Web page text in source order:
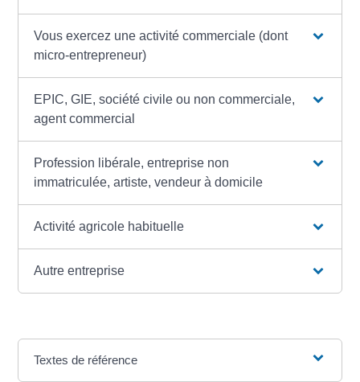
Vous exercez une activité commerciale (dont
micro-entrepreneur)
EPIC, GIE, société civile ou non commerciale,
agent commercial
Profession libérale, entreprise non
immatriculée, artiste, vendeur à domicile
Activité agricole habituelle
Autre entreprise
Textes de référence